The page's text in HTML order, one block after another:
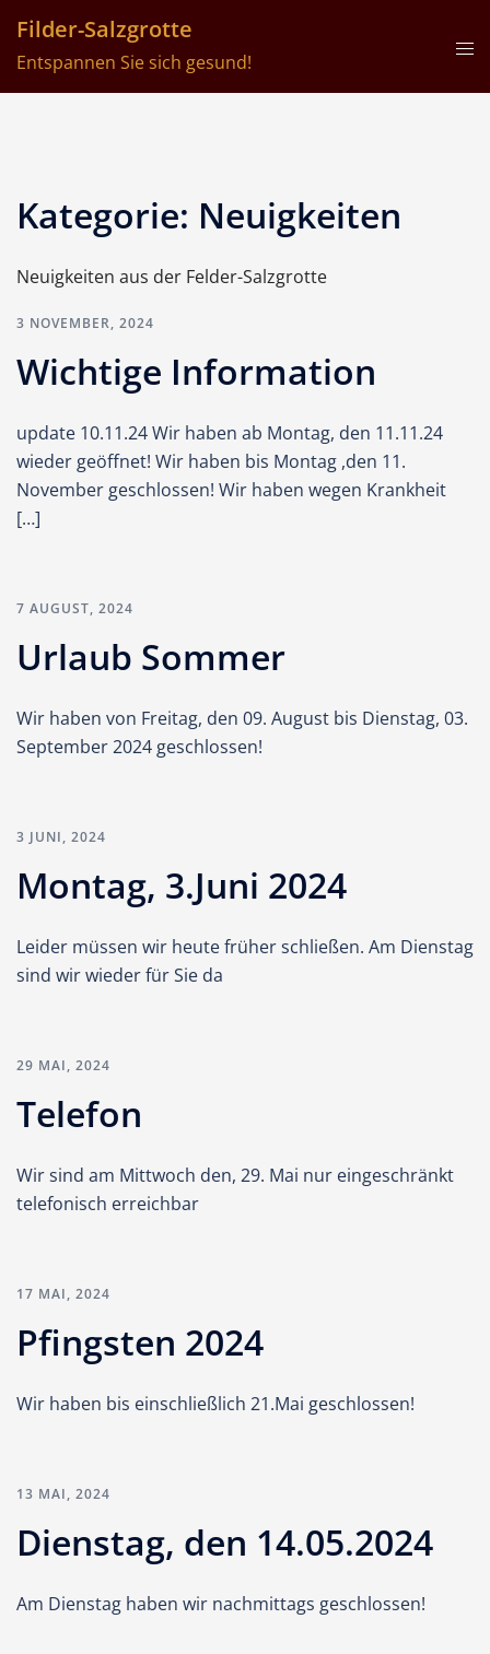
Filder-Salzgrotte
Entspannen Sie sich gesund!
Kategorie: Neuigkeiten
Neuigkeiten aus der Felder-Salzgrotte
3 NOVEMBER, 2024
Wichtige Information
update 10.11.24 Wir haben ab Montag, den 11.11.24
wieder geöffnet! Wir haben bis Montag ,den 11.
November geschlossen! Wir haben wegen Krankheit
[…]
7 AUGUST, 2024
Urlaub Sommer
Wir haben von Freitag, den 09. August bis Dienstag, 03.
September 2024 geschlossen!
3 JUNI, 2024
Montag, 3.Juni 2024
Leider müssen wir heute früher schließen. Am Dienstag
sind wir wieder für Sie da
29 MAI, 2024
Telefon
Wir sind am Mittwoch den, 29. Mai nur eingeschränkt
telefonisch erreichbar
17 MAI, 2024
Pfingsten 2024
Wir haben bis einschließlich 21.Mai geschlossen!
13 MAI, 2024
Dienstag, den 14.05.2024
Am Dienstag haben wir nachmittags geschlossen!